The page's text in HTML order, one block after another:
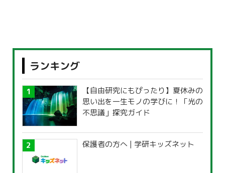
ランキング
【自由研究にもぴったり】夏休みの
思い出を一生モノの学びに！「光の
不思議」探究ガイド
保護者の方へ | 学研キッズネット